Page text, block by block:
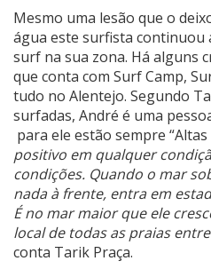
Mesmo uma lesão que o
água este surfista continuou
surf na sua zona. Há alguns
que conta com Surf Camp,
tudo no Alentejo. Segundo
surfadas, André é uma
para ele estão sempre “Altas
positivo em qualquer
condições. Quando o mar
nada à frente, entra em
É no mar maior que ele
local de todas as praias
conta Tarik Praça.